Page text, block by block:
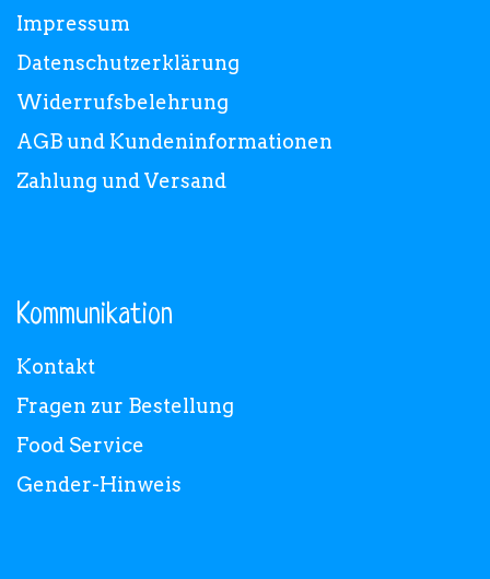
Impressum
Datenschutzerklärung
Widerrufsbelehrung
AGB und Kundeninformationen
Zahlung und Versand
Kommunikation
Kontakt
Fragen zur Bestellung
Food Service
Gender-Hinweis